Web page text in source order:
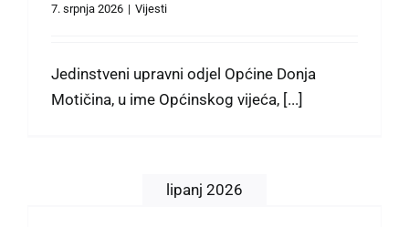
7. srpnja 2026 | Vijesti
Jedinstveni upravni odjel Općine Donja
Motičina, u ime Općinskog vijeća, [...]
lipanj 2026